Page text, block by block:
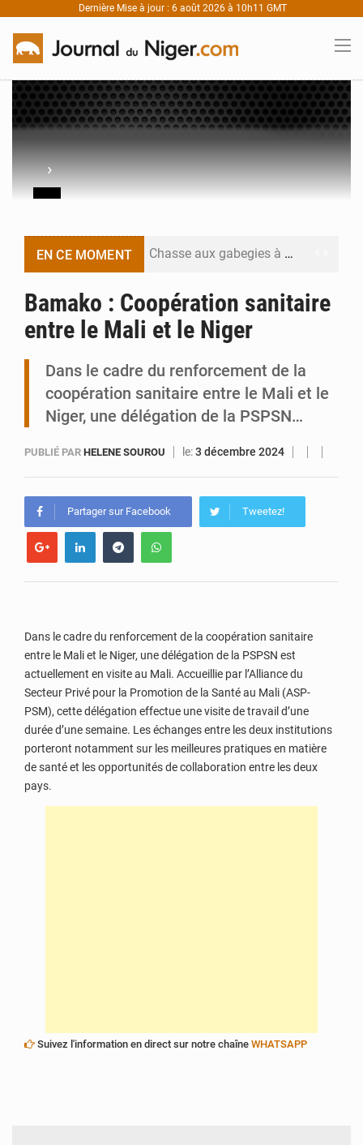
Dernière Mise à jour : 6 août 2026 à 10h11 GMT
›
EN CE MOMENT Chasse aux gabegies à Niamey : 74 milliards de FCFA recouvrés par la COLDEFF
Niger : Abdoulaye Seydou en visite à la MCC de Malbaza
Niamey : Mohamed Toumba enchaîne les audiences
Bamako : Coopération sanitaire
entre le Mali et le Niger
Dans le cadre du renforcement de la
coopération sanitaire entre le Mali et le
Niger, une délégation de la PSPSN…
PUBLIÉ PAR HELENE SOUROU le:3 décembre 2024
Partager sur Facebook Tweetez!
Dans le cadre du renforcement de la coopération sanitaire
entre le Mali et le Niger, une délégation de la PSPSN est
actuellement en visite au Mali. Accueillie par l’Alliance du
Secteur Privé pour la Promotion de la Santé au Mali (ASP-
PSM), cette délégation effectue une visite de travail d’une
durée d’une semaine. Les échanges entre les deux institutions
porteront notamment sur les meilleures pratiques en matière
de santé et les opportunités de collaboration entre les deux
pays.
Suivez l'information en direct sur notre chaîne WHATSAPP